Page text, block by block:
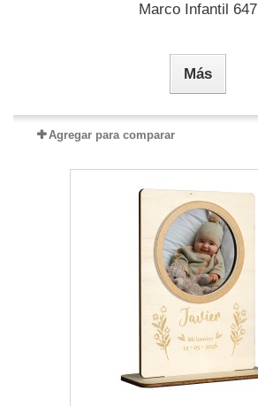
Marco Infantil 647
Más
Agregar para comparar